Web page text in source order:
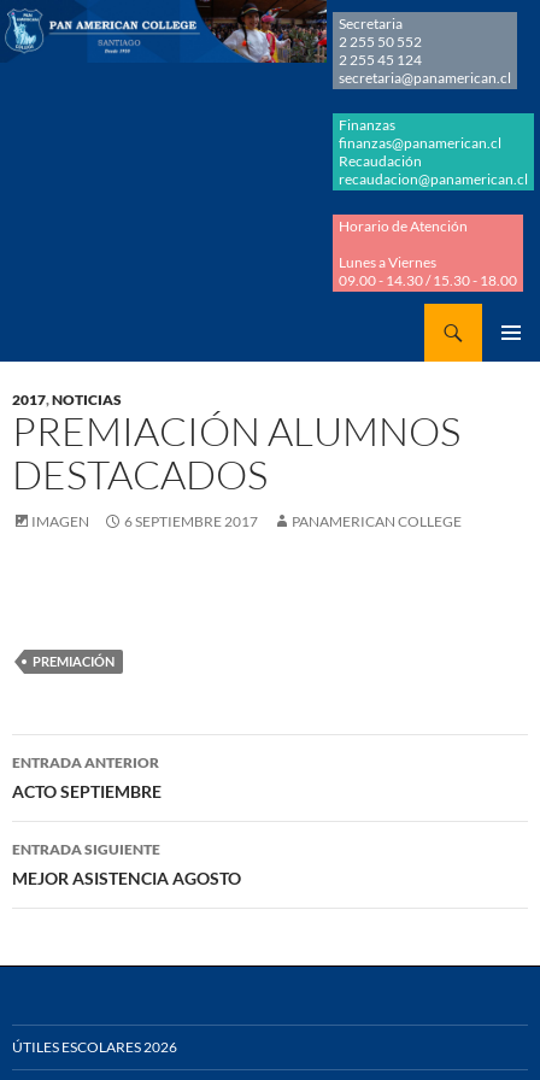
Secretaria
2 255 50 552
2 255 45 124
secretaria@panamerican.cl
Finanzas
finanzas@panamerican.cl
Recaudación
recaudacion@panamerican.cl
Horario de Atención
Lunes a Viernes
09.00 - 14.30 / 15.30 - 18.00
CONTENIDO
2017,NOTICIAS
PREMIACIÓN ALUMNOS
DESTACADOS
IMAGEN 6 SEPTIEMBRE 2017 PANAMERICAN COLLEGE
PREMIACIÓN
Navegación
de
entradas
ENTRADA ANTERIOR
ACTO SEPTIEMBRE
ENTRADA SIGUIENTE
MEJOR ASISTENCIA AGOSTO
ÚTILES ESCOLARES 2026